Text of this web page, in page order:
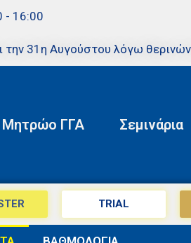
- 16:00
31η Αυγούστου λόγω
Μητρώο ΓΓΑ Σεμινάρια
TRIAL